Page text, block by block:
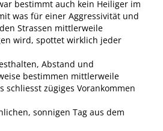
bestimmt auch kein Heiliger im
was für einer Aggressivität und
Strassen mittlerweile
wird, spottet wirklich jeder
Abstand und
bestimmen mittlerweile
schliesst zügiges Vorankommen
sonnigen Tag aus dem